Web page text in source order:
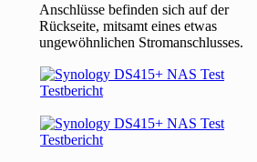
Anschlüsse befinden sich auf der
Rückseite, mitsamt eines etwas
ungewöhnlichen Stromanschlusses.